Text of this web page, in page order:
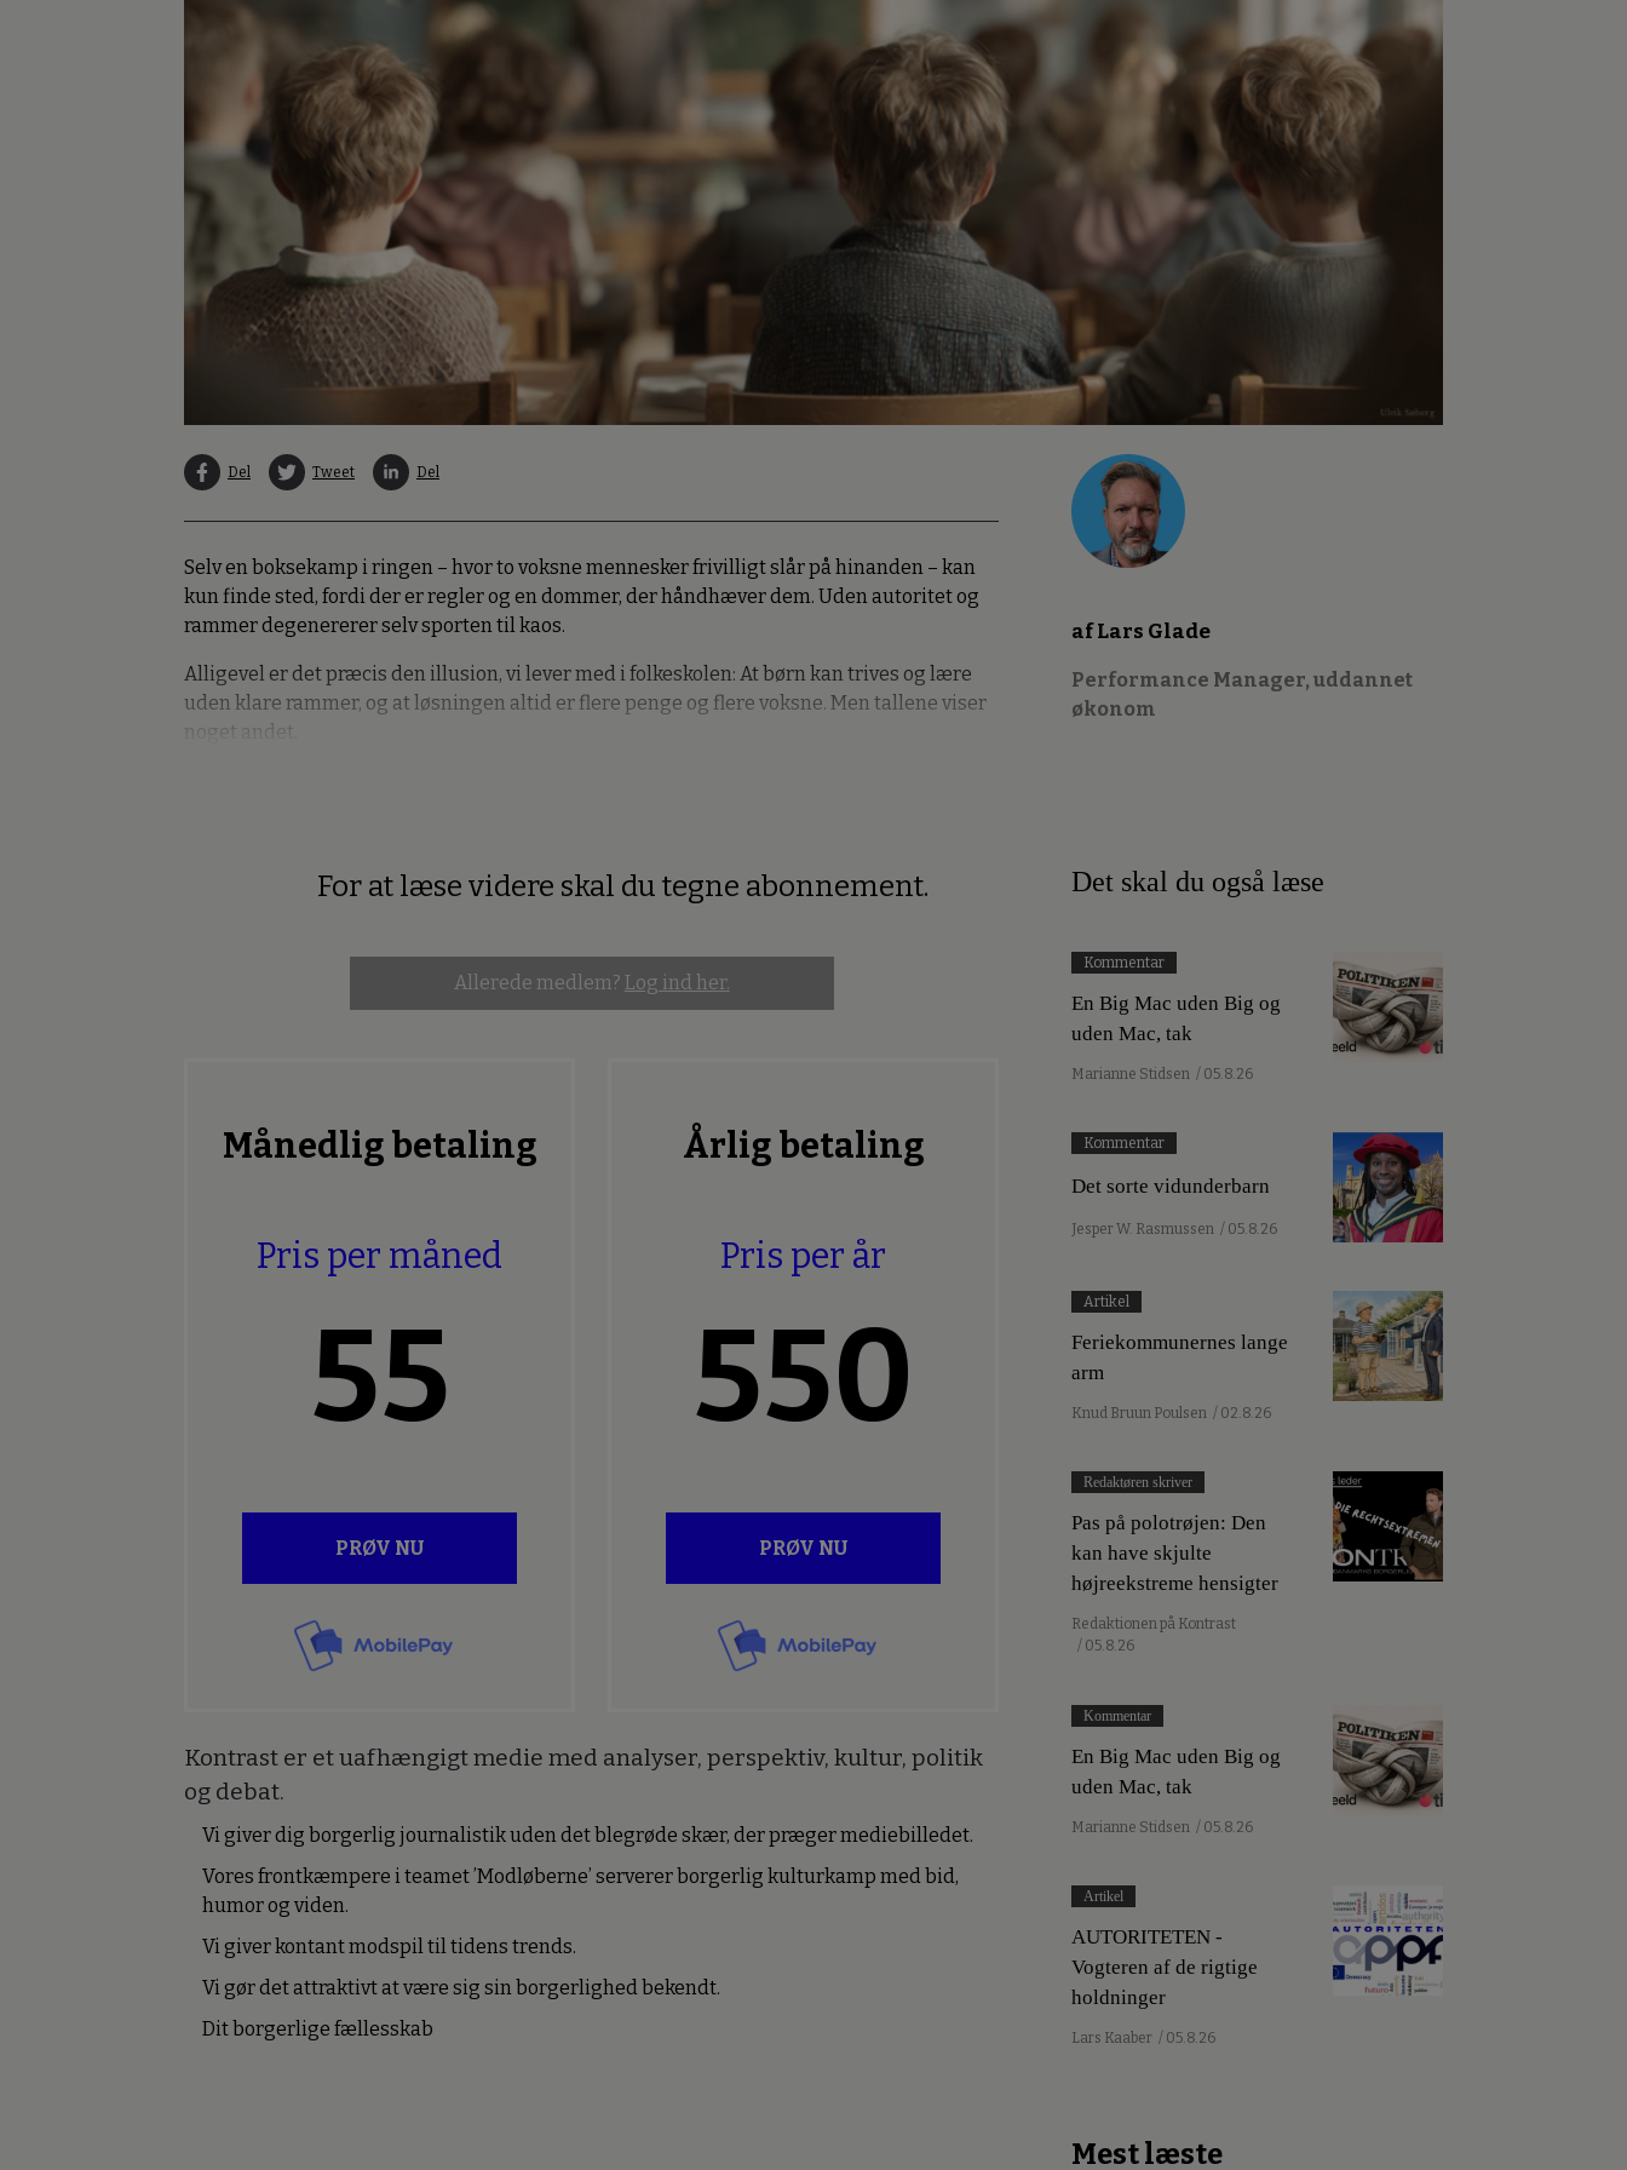
Del Tweet Del
Selv en boksekamp i ringen – hvor to voksne mennesker frivilligt slår på hinanden – kan
kun finde sted, fordi der er regler og en dommer, der håndhæver dem. Uden autoritet og
rammer degenererer selv sporten til kaos.
Alligevel er det præcis den illusion, vi lever med i folkeskolen: At børn kan trives og lære
uden klare rammer, og at løsningen altid er flere penge og flere voksne. Men tallene viser
noget andet.
PremiumFor at læse videre skal du tegne abonnement.
Allerede medlem? Log ind her.
Månedlig betaling
Pris per måned
55
PRØV NU
Årlig betaling
Pris per år
550
PRØV NU
Kontrast er et uafhængigt medie med analyser, perspektiv, kultur, politik
og debat.
Vi giver dig borgerlig journalistik uden det blegrøde skær, der præger mediebilledet.
Vores frontkæmpere i teamet ’Modløberne’ serverer borgerlig kulturkamp med bid,
humor og viden.
Vi giver kontant modspil til tidens trends.
Vi gør det attraktivt at være sig sin borgerlighed bekendt.
Dit borgerlige fællesskab
af Lars Glade
Performance Manager, uddannet
økonom
Det skal du også læse
Kommentar
En Big Mac uden Big og
uden Mac, tak
Marianne Stidsen / 05.8.26
Kommentar
Det sorte vidunderbarn
Jesper W. Rasmussen / 05.8.26
Artikel
Feriekommunernes lange
arm
Knud Bruun Poulsen / 02.8.26
Redaktøren skriver
Pas på polotrøjen: Den
kan have skjulte
højreekstreme hensigter
Redaktionen på Kontrast
/ 05.8.26
Kommentar
En Big Mac uden Big og
uden Mac, tak
Marianne Stidsen / 05.8.26
Artikel
AUTORITETEN -
Vogteren af de rigtige
holdninger
Lars Kaaber / 05.8.26
Mest læste